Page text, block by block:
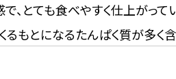
、とても食べやすく仕上がって
もとになるたんぱく質が多く